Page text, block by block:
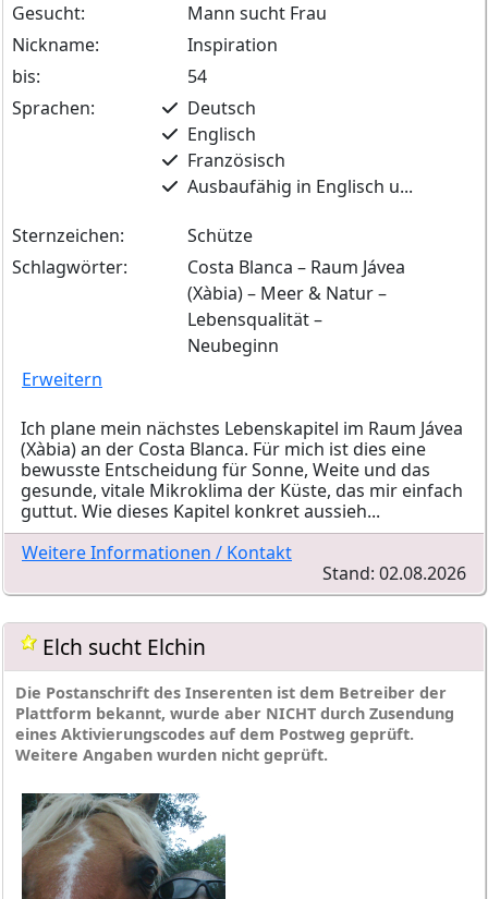
Gesucht:
Mann sucht Frau
Nickname:
Inspiration
bis:
54
Sprachen:
Deutsch
Englisch
Französisch
Ausbaufähig in Englisch u...
Sternzeichen:
Schütze
Schlagwörter:
Costa Blanca – Raum Jávea
(Xàbia) – Meer & Natur –
Lebensqualität –
Neubeginn
Erweitern
Ich plane mein nächstes Lebenskapitel im Raum Jávea
(Xàbia) an der Costa Blanca. Für mich ist dies eine
bewusste Entscheidung für Sonne, Weite und das
gesunde, vitale Mikroklima der Küste, das mir einfach
guttut. Wie dieses Kapitel konkret aussieh...
Weitere Informationen / Kontakt
Stand: 02.08.2026
Elch sucht Elchin
Die Postanschrift des Inserenten ist dem Betreiber der
Plattform bekannt, wurde aber NICHT durch Zusendung
eines Aktivierungscodes auf dem Postweg geprüft.
Weitere Angaben wurden nicht geprüft.